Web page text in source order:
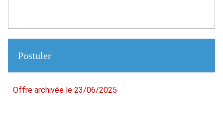
Postuler
Offre archivée le 23/06/2025